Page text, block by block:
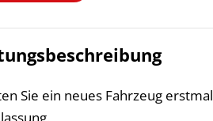
Sie ein neues Fahrzeug